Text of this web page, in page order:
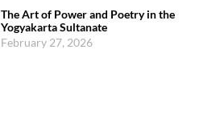
The Art of Power and Poetry in the
Yogyakarta Sultanate
February 27, 2026